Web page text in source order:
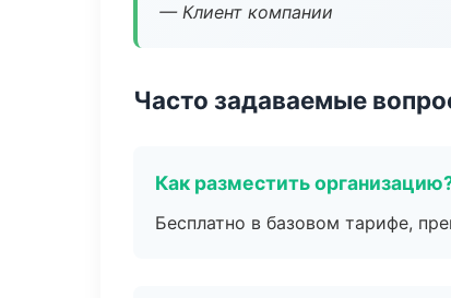
— Клиент компании
Часто задаваемые
Как разместить
Бесплатно в базовом тарифе,